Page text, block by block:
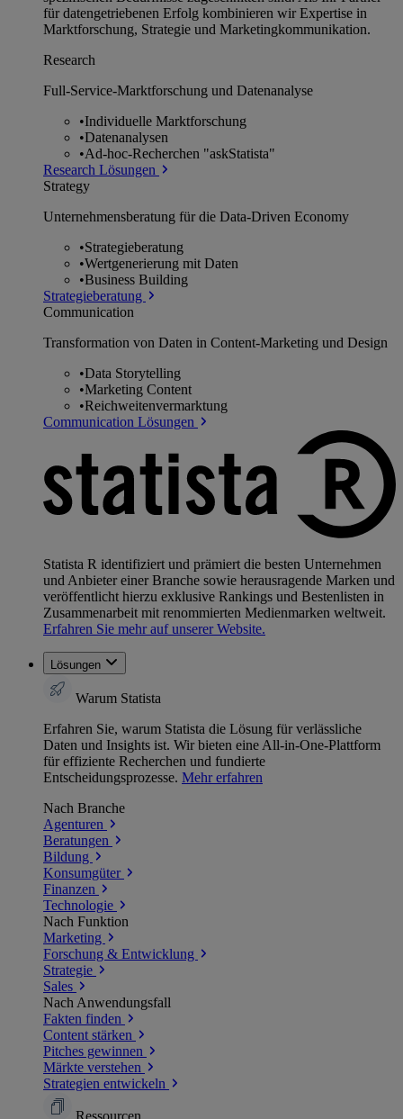
für datengetriebenen Erfolg kombinieren wir Expertise in
Marktforschung, Strategie und Marketingkommunikation.
Research
Full-Service-Marktforschung und Datenanalyse
•Individuelle Marktforschung
•Datenanalysen
•Ad-hoc-Recherchen "askStatista"
Research Lösungen
Strategy
Unternehmens­beratung für die Data-Driven Economy
•Strategieberatung
•Wertgenerierung mit Daten
•Business Building
Strategieberatung
Communication
Transformation von Daten in Content-Marketing und Design
•Data Storytelling
•Marketing Content
•Reichweitenvermarktung
Communication Lösungen
Statista R identifiziert und prämiert die besten Unternehmen
und Anbieter einer Branche sowie herausragende Marken und
veröffentlicht hierzu exklusive Rankings und Bestenlisten in
Zusammenarbeit mit renommierten Medienmarken weltweit.
Erfahren Sie mehr auf unserer Website.
Lösungen
Warum Statista
Erfahren Sie, warum Statista die Lösung für verlässliche
Daten und Insights ist. Wir bieten eine All-in-One-Plattform
für effiziente Recherchen und fundierte
Entscheidungsprozesse. Mehr erfahren
Nach Branche
Agenturen
Beratungen
Bildung
Konsumgüter
Finanzen
Technologie
Nach Funktion
Marketing
Forschung & Entwicklung
Strategie
Sales
Nach Anwendungsfall
Fakten finden
Content stärken
Pitches gewinnen
Märkte verstehen
Strategien entwickeln
Ressourcen